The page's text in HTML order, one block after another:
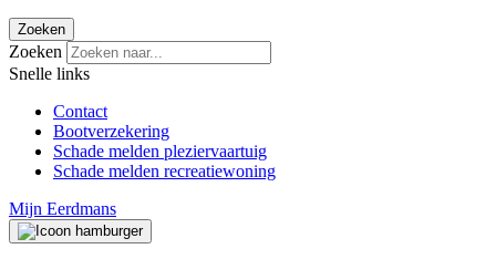
Zoeken
Zoeken
Snelle links
Contact
Bootverzekering
Schade melden pleziervaartuig
Schade melden recreatiewoning
Mijn Eerdmans